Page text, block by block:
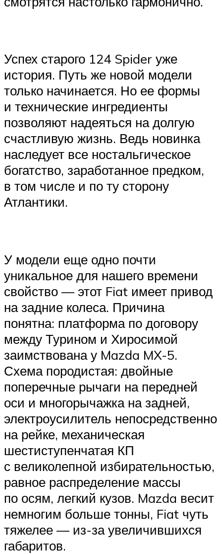
Успех старого 124 Spider уже
история. Путь же новой модели
только начинается. Но ее формы
и технические ингредиенты
позволяют надеяться на долгую
счастливую жизнь. Ведь новинка
наследует все ностальгическое
богатство, заработанное предком,
в том числе и по ту сторону
Атлантики.
У модели еще одно почти
уникальное для нашего времени
свойство — этот Fiat имеет привод
на задние колеса. Причина
понятна: платформа по договору
между Турином и Хиросимой
заимствована у Mazda MX-5.
Схема породистая: двойные
поперечные рычаги на передней
оси и многорычажка на задней,
электроусилитель непосредственно
на рейке, механическая
шестиступенчатая КП
с великолепной избирательностью,
равное распределение массы
по осям, легкий кузов. Mazda весит
немногим больше тонны, Fiat чуть
тяжелее — из-за увеличившихся
габаритов.